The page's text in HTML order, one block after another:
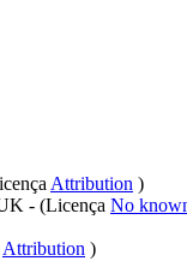
Attribution )
- (Licença No
Attribution )